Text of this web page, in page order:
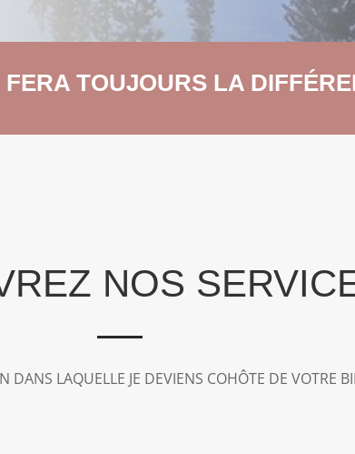
FERA TOUJOURS LA
NOS
DANS LAQUELLE JE DEVIENS COHÔTE DE VOTRE